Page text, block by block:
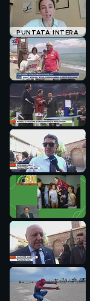
PUNTATA INTERA